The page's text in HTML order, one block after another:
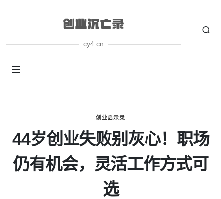
cy4.cn
创业启示录
44岁创业失败别灰心！职场
仍有机会，灵活工作方式可
选